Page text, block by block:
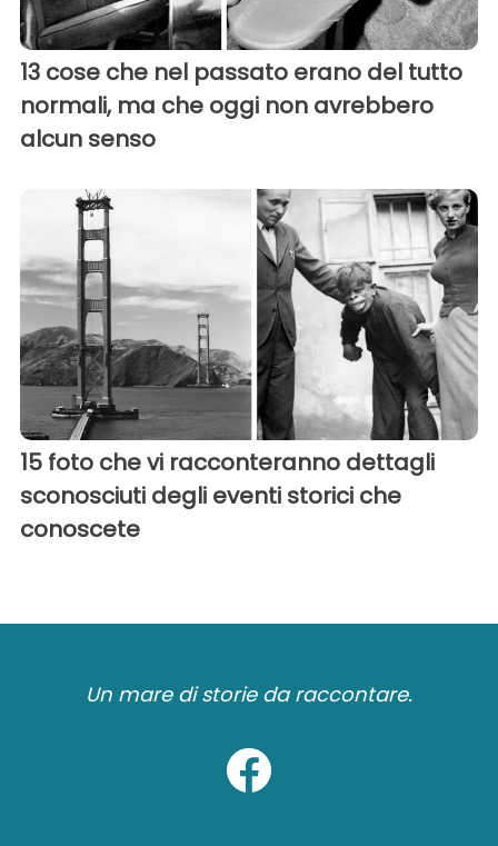
13 cose che nel passato erano del tutto
normali, ma che oggi non avrebbero
alcun senso
15 foto che vi racconteranno dettagli
sconosciuti degli eventi storici che
conoscete
Un mare di storie da raccontare.